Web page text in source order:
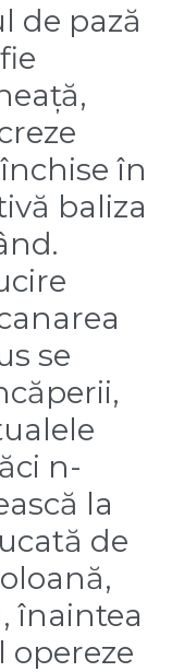
de pază
în
baliza
se
n-
la
de
înaintea
opereze